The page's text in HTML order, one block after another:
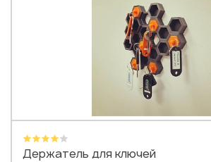
Держатель для ключей